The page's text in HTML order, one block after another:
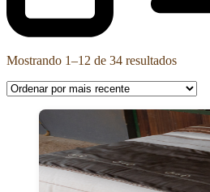
Mostrando 1–12 de 34 resultados